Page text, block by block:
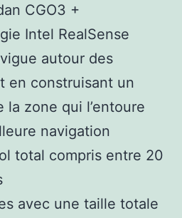
CGO3 +
Intel RealSense
autour des
en construisant un
la zone qui l’entoure
navigation
total compris entre 20
avec une taille totale